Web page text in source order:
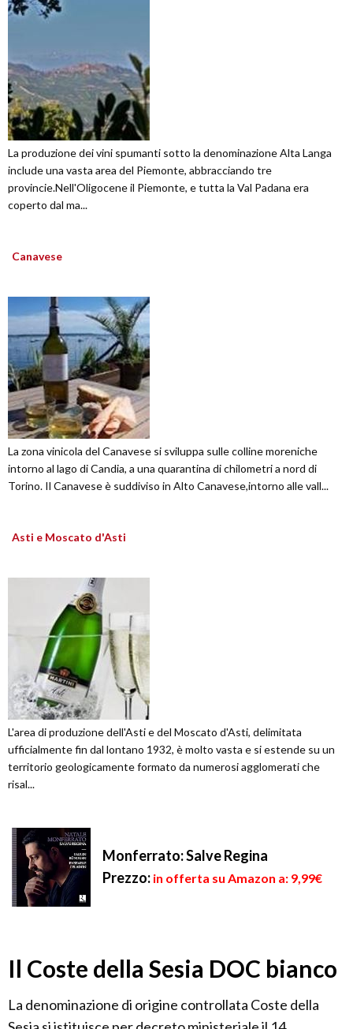
La produzione dei vini spumanti sotto la denominazione Alta Langa
include una vasta area del Piemonte, abbracciando tre
provincie.Nell'Oligocene il Piemonte, e tutta la Val Padana era
coperto dal ma...
Canavese
La zona vinicola del Canavese si sviluppa sulle colline moreniche
intorno al lago di Candia, a una quarantina di chilometri a nord di
Torino. Il Canavese è suddiviso in Alto Canavese,intorno alle vall...
Asti e Moscato d'Asti
L'area di produzione dell'Asti e del Moscato d'Asti, delimitata
ufficialmente fin dal lontano 1932, è molto vasta e si estende su un
territorio geologicamente formato da numerosi agglomerati che
risal...
Monferrato: Salve Regina
Prezzo: in offerta su Amazon a: 9,99€
Il Coste della Sesia DOC bianco
La denominazione di origine controllata Coste della